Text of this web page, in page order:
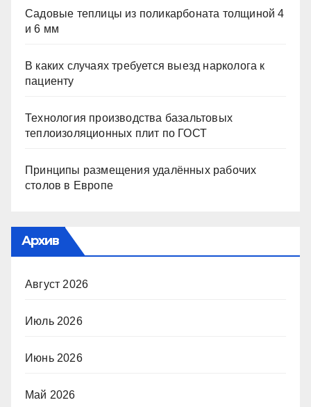
Садовые теплицы из поликарбоната толщиной 4
и 6 мм
В каких случаях требуется выезд нарколога к
пациенту
Технология производства базальтовых
теплоизоляционных плит по ГОСТ
Принципы размещения удалённых рабочих
столов в Европе
Архив
Август 2026
Июль 2026
Июнь 2026
Май 2026